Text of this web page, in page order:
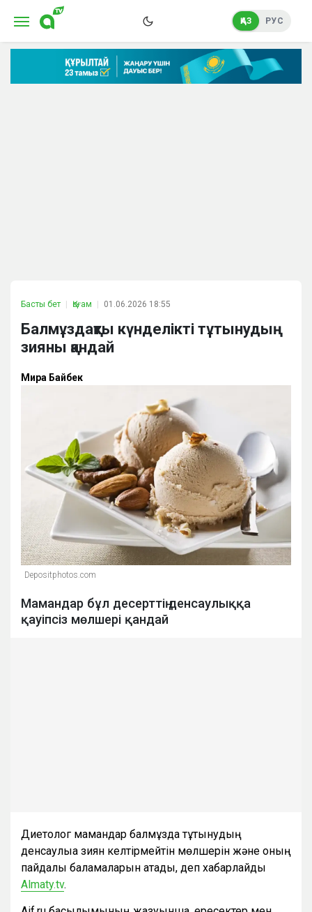
ҚАЗ РУС
Басты бет Қоғам 01.06.2026 18:55
Балмұздақты күнделікті тұтынудың
зияны қандай
Мира Байбек
Depositphotos.com
Мамандар бұл десерттің денсаулыққа
қауіпсіз мөлшері қандай
Диетолог мамандар балмұздақ тұтынудың
денсаулыққа зиян келтірмейтін мөлшерін және оның
пайдалы баламаларын атады, деп хабарлайды
Аlmaty.tv.